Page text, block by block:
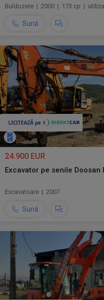
Buldozere | 2000 | 173 cp |
Sună
24.900 EUR
Excavator pe senile Doosan
Excavatoare | 2007
Sună